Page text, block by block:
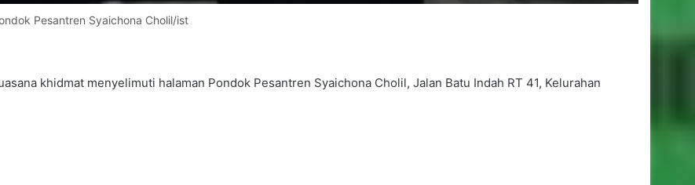
Pesantren Syaichona Cholil/ist
khidmat menyelimuti halaman Pondok Pesantren Syaichona Cholil, Jalan Batu Indah RT 41, Kelurahan